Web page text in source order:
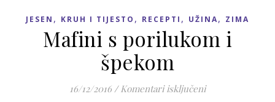
JESEN , KRUH I TIJESTO , RECEPTI , UŽINA, ZIMA
Mafini s porilukom i
špekom
16/12/2016 / Komentari isključeniza Mafini s